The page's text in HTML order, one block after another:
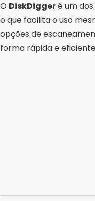
O DiskDiggeré um
o que facilita o uso
opções de
forma rápida e